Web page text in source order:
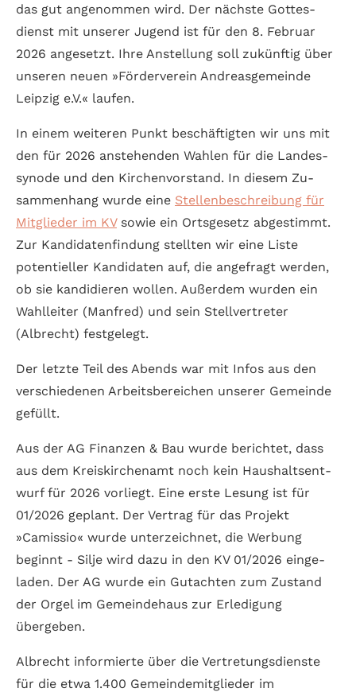
das gut ange­nommen wird. Der nächste Gottes­
dienst mit unserer Jugend ist für den 8. Februar
2026 angesetzt. Ihre Anstellung soll zukünftig über
unseren neuen »Förder­verein Andreas­gemeinde
Leipzig e.V.« laufen.
In einem weiteren Punkt beschäf­tigten wir uns mit
den für 2026 anste­hen­den Wahlen für die Landes­
synode und den Kirchen­vorstand. In diesem Zu­
sammen­hang wurde eine Stellen­beschreibung für
Mit­glieder im KVsowie ein Orts­gesetz abgestimmt.
Zur Kandi­daten­findung stellten wir eine Liste
potentieller Kandi­daten auf, die ange­fragt werden,
ob sie kandi­dieren wollen. Außer­dem wurden ein
Wahl­leiter (Manfred) und sein Stell­vertreter
(Albrecht) festgelegt.
Der letzte Teil des Abends war mit Infos aus den
verschie­denen Arbeits­bereichen unserer Gemeinde
gefüllt.
Aus der AG Finanzen & Bau wurde berichtet, dass
aus dem Kreis­kirchen­amt noch kein Haus­halts­ent­
wurf für 2026 vorliegt. Eine erste Lesung ist für
01/2026 geplant. Der Vertrag für das Projekt
»Camissio« wurde unter­zeichnet, die Werbung
beginnt - Silje wird dazu in den KV 01/2026 ein­ge­
laden. Der AG wurde ein Gut­achten zum Zu­stand
der Orgel im Gemeinde­haus zur Erledi­gung
übergeben.
Albrecht infor­mierte über die Vertretungs­dienste
für die etwa 1.400 Gemeinde­mitglieder im